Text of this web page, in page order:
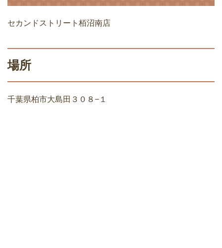
セカンドストリート栢沼南店
場所
千葉県柏市大島田３０８−１